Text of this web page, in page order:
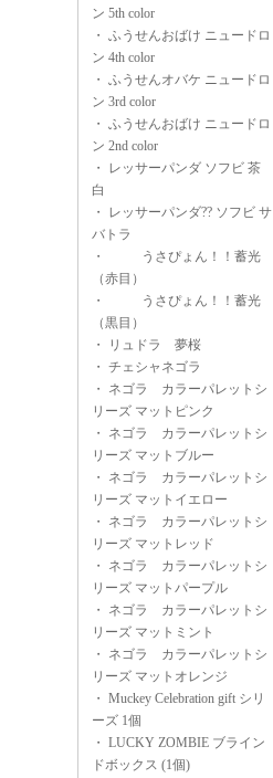
ン 5th color
・ ふうせんおばけ ニュードロ
ン 4th color
・ ふうせんオバケ ニュードロ
ン 3rd color
・ ふうせんおばけ ニュードロ
ン 2nd color
・
レッサーパンダ ソフビ 茶
白
・
レッサーパンダ?? ソフビ サ
バトラ
・
うさぴょん！！蓄光
（赤目）
・
うさぴょん！！蓄光
（黒目）
・
リュドラ 夢桜
・ チェシャネゴラ
・ ネゴラ カラーパレットシ
リーズ マットピンク
・ ネゴラ カラーパレットシ
リーズ マットブルー
・ ネゴラ カラーパレットシ
リーズ マットイエロー
・ ネゴラ カラーパレットシ
リーズ マットレッド
・ ネゴラ カラーパレットシ
リーズ マットパープル
・ ネゴラ カラーパレットシ
リーズ マットミント
・ ネゴラ カラーパレットシ
リーズ マットオレンジ
・ Muckey Celebration gift シリ
ーズ 1個
・ LUCKY ZOMBIE ブライン
ドボックス (1個)